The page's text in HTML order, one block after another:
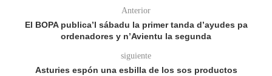
Anterior
El BOPA publica’l sábadu la primer tanda d’ayudes pa
ordenadores y n’Avientu la segunda
siguiente
Asturies espón una esbilla de los sos productos